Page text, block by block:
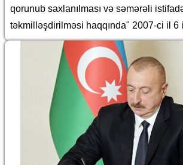
qorunub saxlanılması və səmərəli
təkmilləşdirilməsi haqqında" 2007-ci il 6
nömrəli və "Azərbaycan Respublikası
Nazirliyinin fəaliyyətinin təmin edilməsi
Respublikasının İqtisadiyyat Nazirliyi
Əsasnamə"nin təsdiqi və "Azərbaycan
İqtisadiyyat Nazirliyinin fəaliyyətinin
"Azərbaycan Respublikası İqtisadi
fəaliyyətinin təkmilləşdirilməsi ilə bağlı
Azərbaycan Respublikası Prezidentinin